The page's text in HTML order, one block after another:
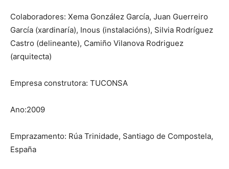
Colaboradores: Xema González García, Juan Guerreiro
García (xardinaría), Inous (instalacións), Silvia Rodríguez
Castro (delineante), Camiño Vilanova Rodriguez
(arquitecta)
Empresa construtora: TUCONSA
Ano:2009
Emprazamento: Rúa Trinidade, Santiago de Compostela,
España